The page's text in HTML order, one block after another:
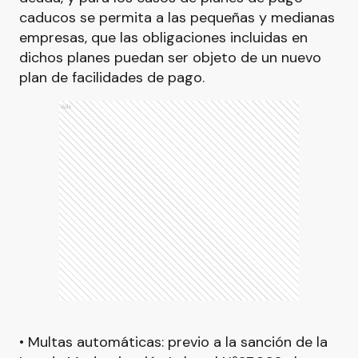
caducos se permita a las pequeñas y medianas
empresas, que las obligaciones incluidas en
dichos planes puedan ser objeto de un nuevo
plan de facilidades de pago.
Ads
• Multas automáticas: previo a la sanción de la